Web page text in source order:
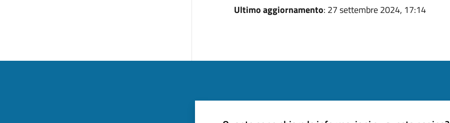
Ultimo aggiornamento: 27 settembre 2024, 17:14